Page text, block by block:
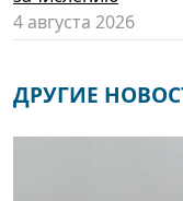
4 августа 2026
ДРУГИЕ